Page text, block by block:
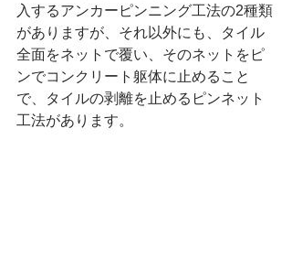
入するアンカーピンニング工法の2種類
がありますが、それ以外にも、タイル
全面をネットで覆い、そのネットをピ
ンでコンクリート躯体に止めること
で、タイルの剥離を止めるピンネット
工法があります。